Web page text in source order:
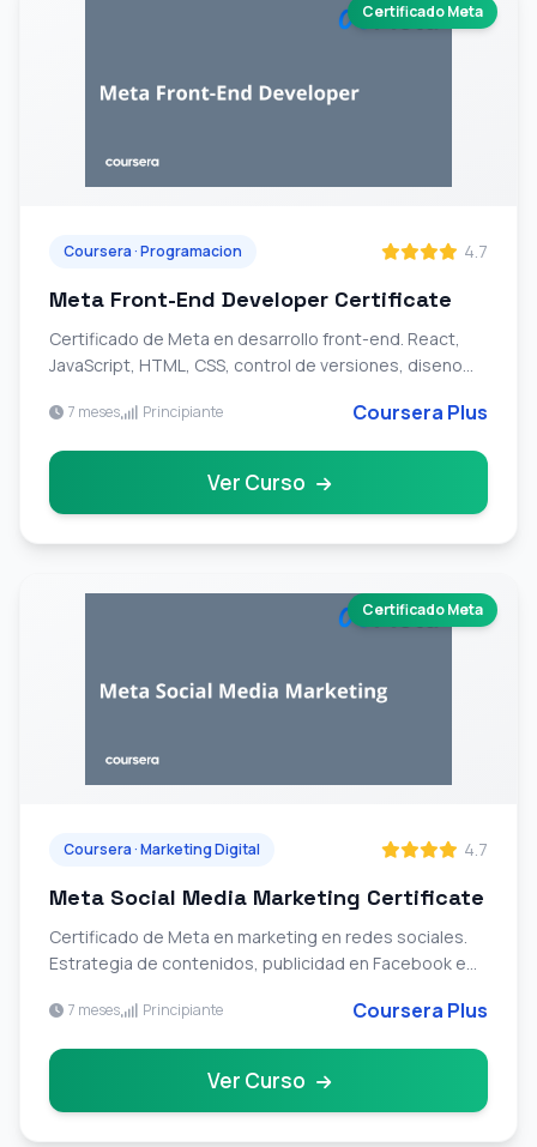
Certificado Meta
Coursera · Programacion 4.7
Meta Front-End Developer Certificate
Certificado de Meta en desarrollo front-end. React,
JavaScript, HTML, CSS, control de versiones, diseno
7 meses Principiante Coursera Plus
Ver Curso
Certificado Meta
Coursera · Marketing Digital 4.7
Meta Social Media Marketing Certificate
Certificado de Meta en marketing en redes sociales.
Estrategia de contenidos, publicidad en Facebook e
7 meses Principiante Coursera Plus
Ver Curso